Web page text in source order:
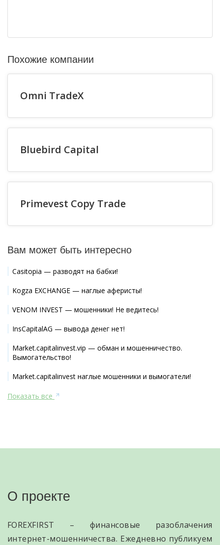
Похожие компании
Omni TradeX
Bluebird Capital
Primevest Copy Trade
Вам может быть интересно
Casitopia — разводят на бабки!
Kogza EXCHANGE — наглые аферисты!
VENOM INVEST — мошенники! Не ведитесь!
InsCapitalAG — вывода денег нет!
Market.capitalinvest.vip — обман и мошенничество.
Вымогательство!
Market.capitalinvest наглые мошенники и вымогатели!
Показать все
О проекте
FOREXFIRST – финансовые разоблачения
интернет-мошенничества. Ежедневно публикуем